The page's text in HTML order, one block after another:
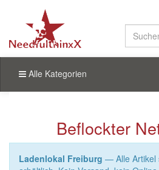
Alle Kategorien
Beflockter
Ladenlokal Freiburg — Alle Artikel